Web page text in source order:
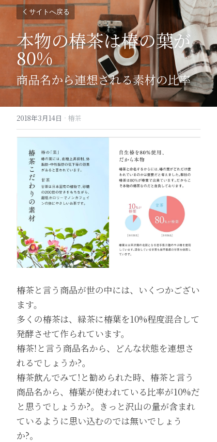
サイトへ戻る
本物の椿茶は椿の葉が
80%
商品名から連想される素材の比率
2018年3月14日 · 椿茶
椿茶と言う商品が世の中には、いくつかござい
ます。
多くの椿茶は、緑茶に椿葉を10%程度混合して
発酵させて作られています。
椿茶!と言う商品名から、どんな状態を連想さ
れるでしょうか?。
椿茶飲んでみて!と勧められた時、椿茶と言う
商品名から、椿葉が使われている比率が10%だ
と思うでしょうか?。きっと沢山の量が含まれ
ているように思い込むのでは無いでしょう
か?。